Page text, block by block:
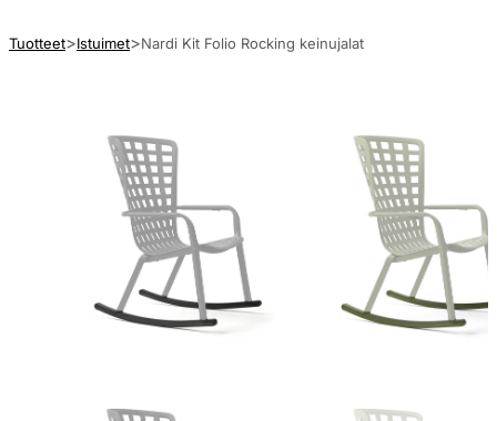
Tuotteet Istuimet Nardi Kit Folio Rocking keinujalat